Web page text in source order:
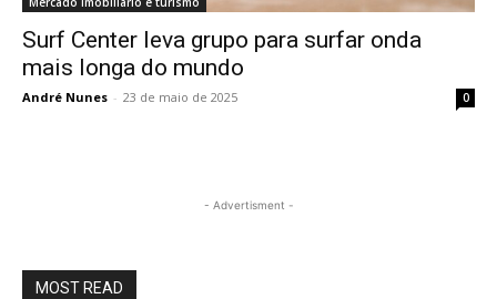
Surf Center leva grupo para surfar onda
mais longa do mundo
André Nunes - 23 de maio de 2025 0
- Advertisment -
MOST READ